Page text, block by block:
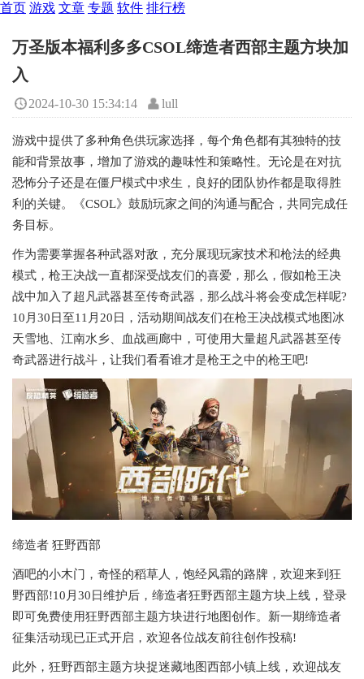
首页 游戏 文章 专题 软件 排行榜
万圣版本福利多多CSOL缔造者西部主题方块加
入
2024-10-30 15:34:14 lull
游戏中提供了多种角色供玩家选择，每个角色都有其独特的技
能和背景故事，增加了游戏的趣味性和策略性。无论是在对抗
恐怖分子还是在僵尸模式中求生，良好的团队协作都是取得胜
利的关键。《CSOL》鼓励玩家之间的沟通与配合，共同完成任
务目标。
作为需要掌握各种武器对敌，充分展现玩家技术和枪法的经典
模式，枪王决战一直都深受战友们的喜爱，那么，假如枪王决
战中加入了超凡武器甚至传奇武器，那么战斗将会变成怎样呢?
10月30日至11月20日，活动期间战友们在枪王决战模式地图冰
天雪地、江南水乡、血战画廊中，可使用大量超凡武器甚至传
奇武器进行战斗，让我们看看谁才是枪王之中的枪王吧!
缔造者 狂野西部
酒吧的小木门，奇怪的稻草人，饱经风霜的路牌，欢迎来到狂
野西部!10月30日维护后，缔造者狂野西部主题方块上线，登录
即可免费使用狂野西部主题方块进行地图创作。新一期缔造者
征集活动现已正式开启，欢迎各位战友前往创作投稿!
此外，狂野西部主题方块捉迷藏地图西部小镇上线，欢迎战友